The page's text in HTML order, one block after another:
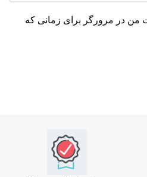
من در مرورگر برای زمانی که